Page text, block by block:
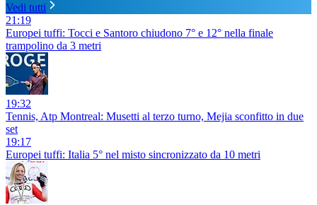
Vedi tutti
21:19
Europei tuffi: Tocci e Santoro chiudono 7° e 12° nella finale
trampolino da 3 metri
19:32
Tennis, Atp Montreal: Musetti al terzo turno, Mejia sconfitto in due
set
19:17
Europei tuffi: Italia 5° nel misto sincronizzato da 10 metri